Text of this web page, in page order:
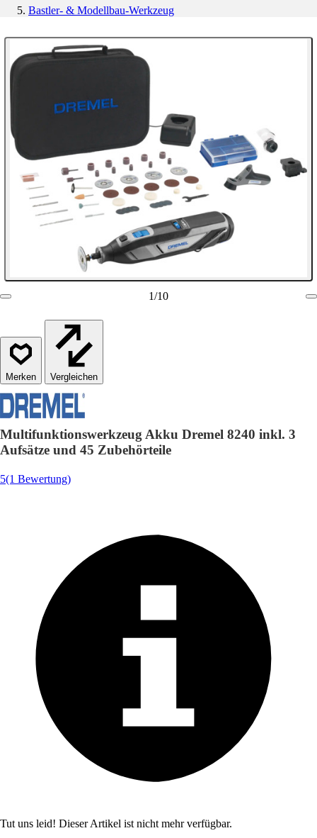
Bastler- & Modellbau-Werkzeug
1/10
Vergleichen
Multifunktionswerkzeug Akku Dremel 8240 inkl. 3
Aufsätze und 45 Zubehörteile
5(1 Bewertung)
Tut uns leid! Dieser Artikel ist nicht mehr verfügbar.